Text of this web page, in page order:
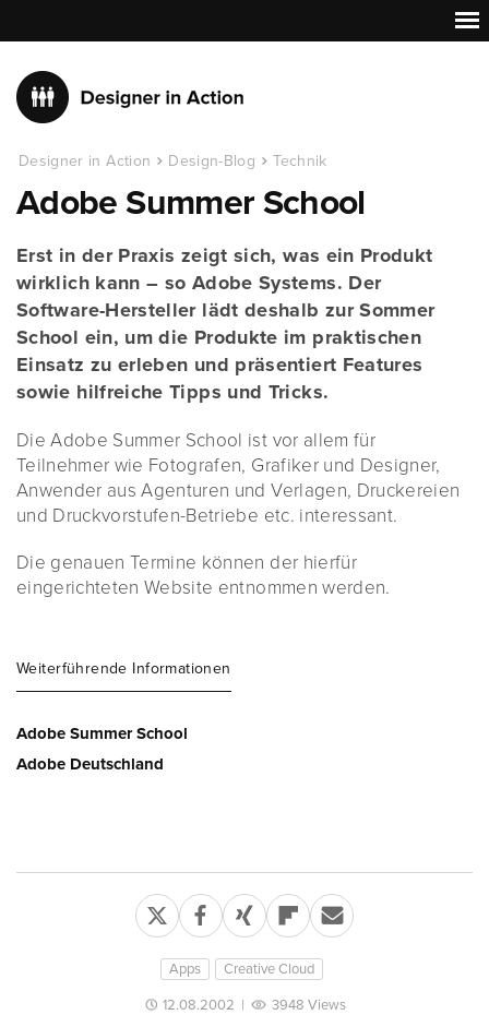
Designer in Action Design-Blog Technik
Adobe Summer School
Erst in der Praxis zeigt sich, was ein Produkt
wirklich kann – so Adobe Systems. Der
Software-Hersteller lädt deshalb zur Sommer
School ein, um die Produkte im praktischen
Einsatz zu erleben und präsentiert Features
sowie hilfreiche Tipps und Tricks.
Die Adobe Summer School ist vor allem für
Teilnehmer wie Fotografen, Grafiker und Designer,
Anwender aus Agenturen und Verlagen, Druckereien
und Druckvorstufen-Betriebe etc. interessant.
Die genauen Termine können der hierfür
eingerichteten Website entnommen werden.
Weiterführende Informationen
Adobe Summer School
Adobe Deutschland
Apps Creative Cloud
12.08.2002 | 3948 Views